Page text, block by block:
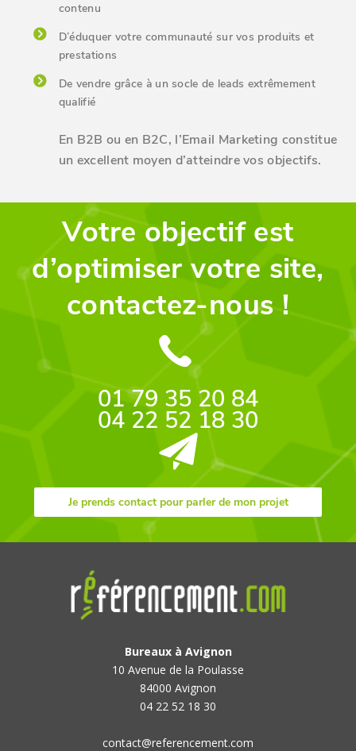
contenu
D’éduquer votre communauté sur vos produits et
prestations
De vendre grâce à un socle de leads extrêmement
qualifié
En B2B ou en B2C, l’Email Marketing constitue
un excellent moyen d’atteindre vos objectifs.
Votre objectif est
d’optimiser votre site,
contactez-nous !
01 79 35 20 84
04 22 52 18 30
Je prends contact pour parler de mon projet
Bureaux à Avignon
10 Avenue de la Poulasse
84000 Avignon
04 22 52 18 30
contact@referencement.com